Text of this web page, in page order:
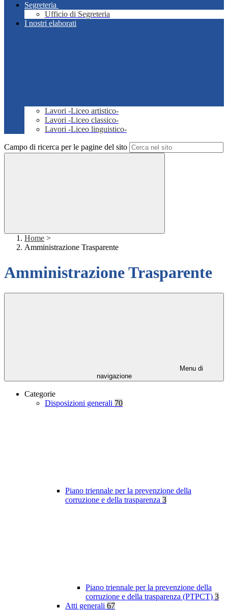
Segreteria
Ufficio di Segreteria
I nostri elaborati
Lavori -Liceo artistico-
Lavori -Liceo classico-
Lavori -Liceo linguistico-
Campo di ricerca per le pagine del sito
Home >
Amministrazione Trasparente
Amministrazione Trasparente
Menu di
navigazione
Categorie
Disposizioni generali 70
Piano triennale per la prevenzione della
corruzione e della trasparenza 3
Piano triennale per la prevenzione della
corruzione e della trasparenza (PTPCT) 3
Atti generali 67